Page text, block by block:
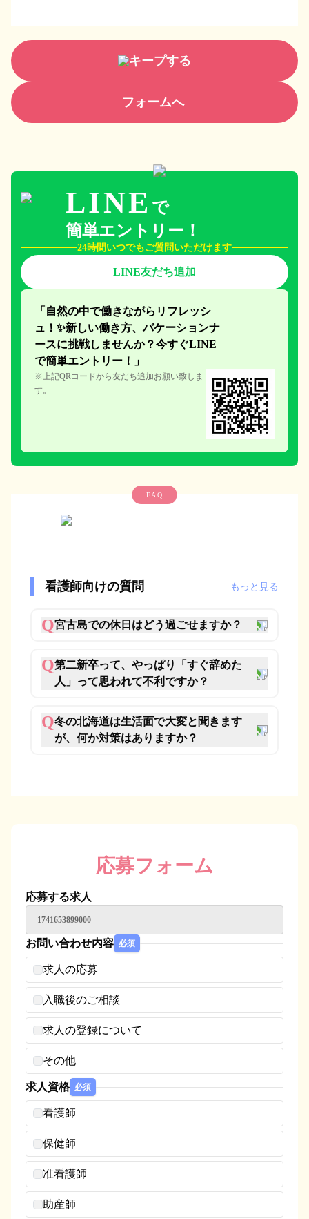
キープする
フォームへ
LINE で
簡単エントリー！
24時間いつでもご質問いただけます
LINE友だち追加
「自然の中で働きながらリフレッシ
ュ！✨新しい働き方、バケーションナ
ースに挑戦しませんか？今すぐLINE
で簡単エント リー！」
※上記QRコードから友だち追加お願い致しま
す。
FAQ
看護師向けの質問 もっと見る
Q宮古島での休日はどう過ごせますか？
Q第二新卒って、やっぱり「すぐ辞めた
人」って思われて不利ですか？
Q冬の北海道は生活面で大変と聞きます
が、何か対策はありますか？
応募フォーム
応募する求人
1741653899000
お問い合わせ内容 必須
求人の応募
入職後のご相談
求人の登録について
その他
求人資格 必須
看護師
保健師
准看護師
助産師